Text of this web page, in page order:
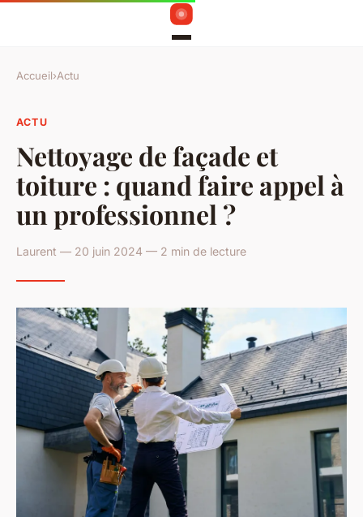
Accueil›Actu
ACTU
Nettoyage de façade et
toiture : quand faire appel à
un professionnel ?
Laurent — 20 juin 2024 — 2 min de lecture